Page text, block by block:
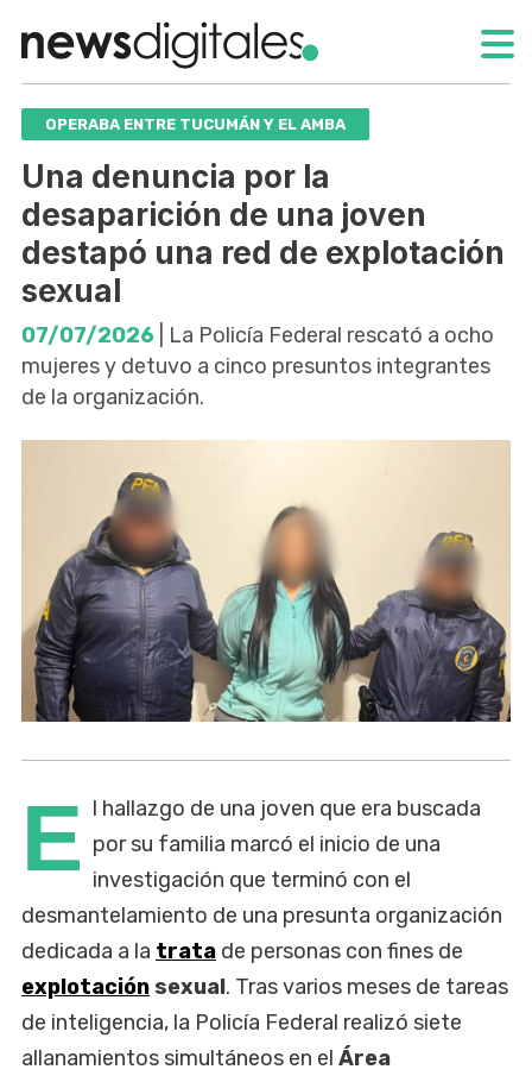
OPERABA ENTRE TUCUMÁN Y EL AMBA
Una denuncia por la
desaparición de una joven
destapó una red de explotación
sexual
07/07/2026 | La Policía Federal rescató a ocho
mujeres y detuvo a cinco presuntos integrantes
de la organización.
E l hallazgo de una joven que era buscada
por su familia marcó el inicio de una
investigación que terminó con el
desmantelamiento de una presunta organización
dedicada a la trata de personas con fines de
explotación sexual. Tras varios meses de tareas
de inteligencia, la Policía Federal realizó siete
allanamientos simultáneos en el Área